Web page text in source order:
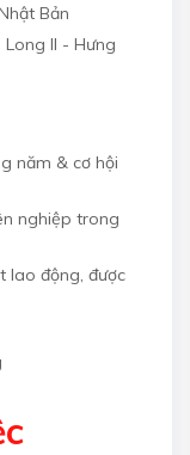
Bản
II - Hưng
năm & cơ hội
nghiệp trong
lao động, được